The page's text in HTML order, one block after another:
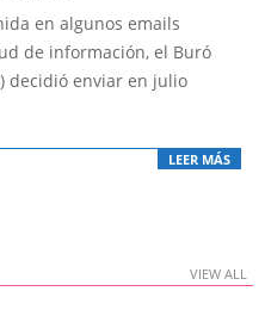
en algunos emails
de información, el Buró
decidió enviar en julio
LEER MÁS
VIEW ALL